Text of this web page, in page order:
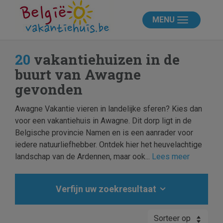
MENU
20 vakantiehuizen in de
buurt van Awagne
gevonden
Awagne Vakantie vieren in landelijke sferen? Kies dan
voor een vakantiehuis in Awagne. Dit dorp ligt in de
Belgische provincie Namen en is een aanrader voor
iedere natuurliefhebber. Ontdek hier het heuvelachtige
landschap van de Ardennen, maar ook... Lees meer
Verfijn uw zoekresultaat
Sorteer op